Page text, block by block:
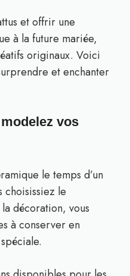
et offrir une
à la future mariée,
originaux. Voici
et enchanter
vos
le temps d’un
choisissiez le
décoration, vous
à conserver en